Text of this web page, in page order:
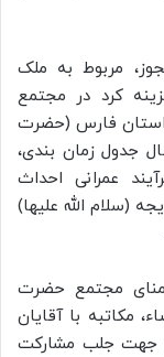
مربوط به ملک
کرد در مجتمع
استان فارس (حضرت
جدول زمان بندی،
عمرانی احداث
(سلام الله علیها)
مجتمع حضرت
مکاتبه با آقایان
جهت جلب مشارکت